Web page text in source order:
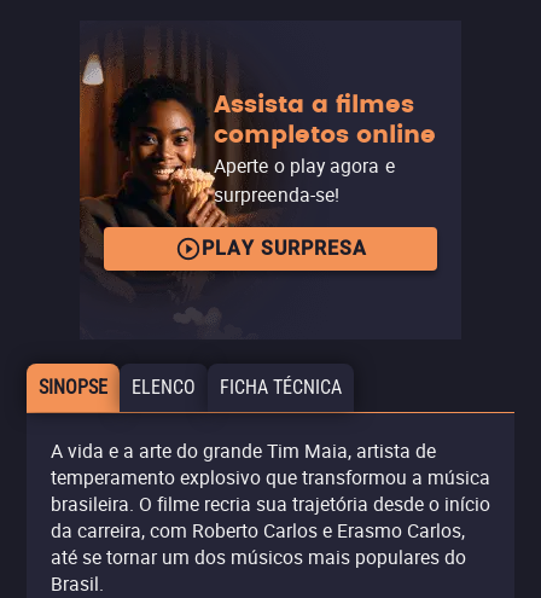
Assista a filmes
completos online
Aperte o play agora e
surpreenda-se!
PLAY SURPRESA
SINOPSE ELENCO FICHA TÉCNICA
A vida e a arte do grande Tim Maia, artista de
temperamento explosivo que transformou a música
brasileira. O filme recria sua trajetória desde o início
da carreira, com Roberto Carlos e Erasmo Carlos,
até se tornar um dos músicos mais populares do
Brasil.